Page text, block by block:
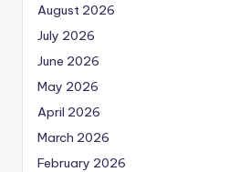
August 2026
July 2026
June 2026
May 2026
April 2026
March 2026
February 2026